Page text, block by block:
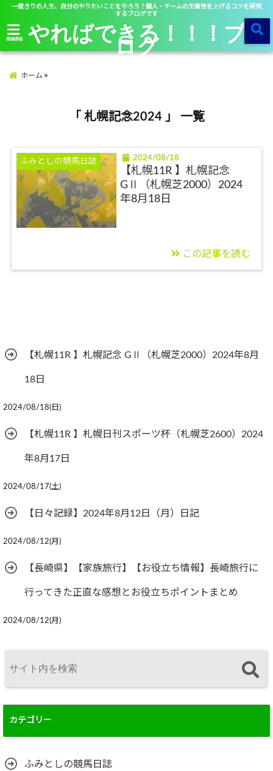
一度きりの人生、自分のやりたいことをやろう！個人・チームの生産性を上げるコツを研究
するブログです
menu やればできる！！！ブ
ログ
ホーム
「 札幌記念2024 」 一覧
ふみとしの競馬日誌 2024/08/18
【札幌11R 】札幌記念
GⅡ（札幌芝2000）2024
年8月18日
この記事を読む
【札幌11R 】札幌記念 GⅡ（札幌芝2000）2024年8月
18日
2024/08/18(日)
【札幌11R 】札幌日刊スポーツ杯（札幌芝2600）2024
年8月17日
2024/08/17(土)
【日々記録】2024年8月12日（月）日記
2024/08/12(月)
【長崎県】【家族旅行】【お役立ち情報】長崎旅行に
行ってきた正直な感想とお役立ちポイントまとめ
2024/08/12(月)
カテゴリー
ふみとしの競馬日誌